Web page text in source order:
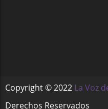
Copyright ©2022 La Voz
Derechos Reservados